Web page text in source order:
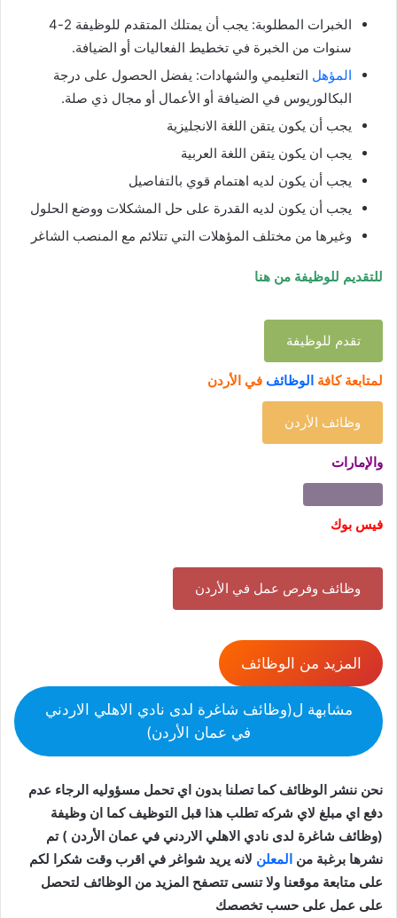
الخبرات المطلوبة: يجب أن يمتلك المتقدم للوظيفة 2-4
سنوات من الخبرة في تخطيط الفعاليات أو الضيافة.
المؤهل التعليمي والشهادات: يفضل الحصول على درجة
البكالوريوس في الضيافة أو الأعمال أو مجال ذي صلة.
يجب أن يكون يتقن اللغة الانجليزية
يجب ان يكون يتقن اللغة العربية
يجب أن يكون لديه اهتمام قوي بالتفاصيل
يجب أن يكون لديه القدرة على حل المشكلات ووضع الحلول
وغيرها من مختلف المؤهلات التي تتلائم مع المنصب الشاغر
للتقديم للوظيفة من هنا
تقدم للوظيفة
لمتابعة كافة الوظائف في الأردن
وظائف الأردن
والإمارات
فيس بوك
وظائف وفرص عمل في الأردن
المزيد من الوظائف
مشابهة ل(وظائف شاغرة لدى نادي الاهلي الاردني
في عمان الأردن)
نحن ننشر الوظائف كما تصلنا بدون اي تحمل مسؤوليه الرجاء عدم
دفع اي مبلغ لاي شركه تطلب هذا قبل التوظيف كما ان وظيفة
(وظائف شاغرة لدى نادي الاهلي الاردني في عمان الأردن ) تم
نشرها برغبة من المعلن لانه يريد شواغر في اقرب وقت شكرا لكم
على متابعة موقعنا ولا تنسى تتصفح المزيد من الوظائف لتحصل
على عمل على حسب تخصصك